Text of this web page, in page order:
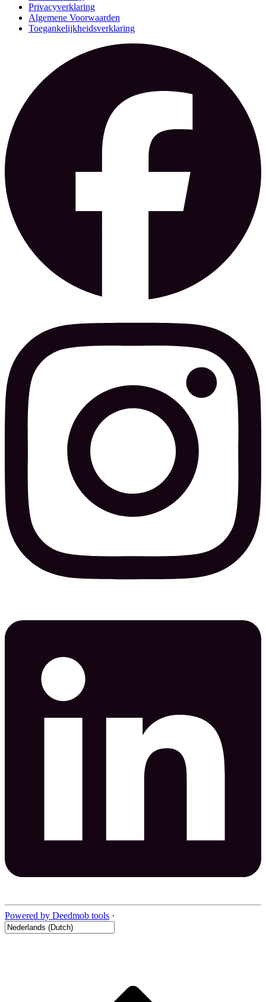
Privacyverklaring
Algemene Voorwaarden
Toegankelijkheidsverklaring
Powered by Deedmob tools ·